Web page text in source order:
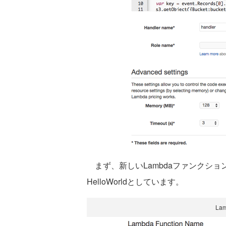
まず、新しいLambdaファンクショ
HelloWorldとしています。